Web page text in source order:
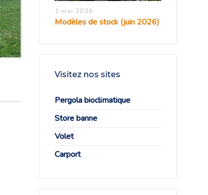
1 mai 2026
Modèles de stock (juin 2026)
Visitez nos sites
Pergola bioclimatique
Store banne
Volet
Carport